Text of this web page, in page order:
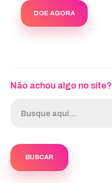
DOE AGORA
Não achou algo no site?